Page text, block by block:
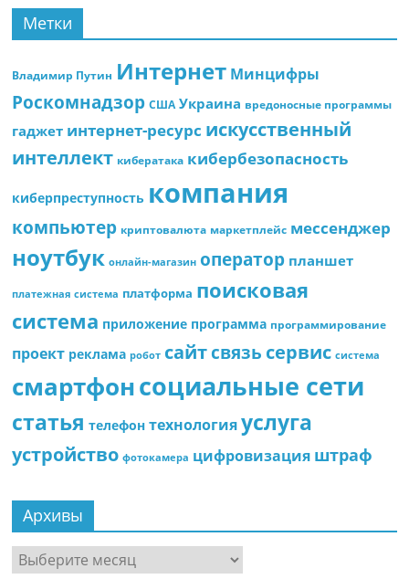
Метки
Владимир Путин Интернет Минцифры
Роскомнадзор США Украина вредоносные программы
гаджет интернет-ресурс искусственный
интеллект кибератака кибербезопасность
киберпреступность компания
компьютер криптовалюта маркетплейс мессенджер
ноутбук онлайн-магазин оператор планшет
платежная система платформа поисковая
система приложение программа программирование
проект реклама робот сайтсвязь сервис система
смартфонсоциальные сети
статья телефон технология услуга
устройство фотокамера цифровизация штраф
Архивы
Архивы